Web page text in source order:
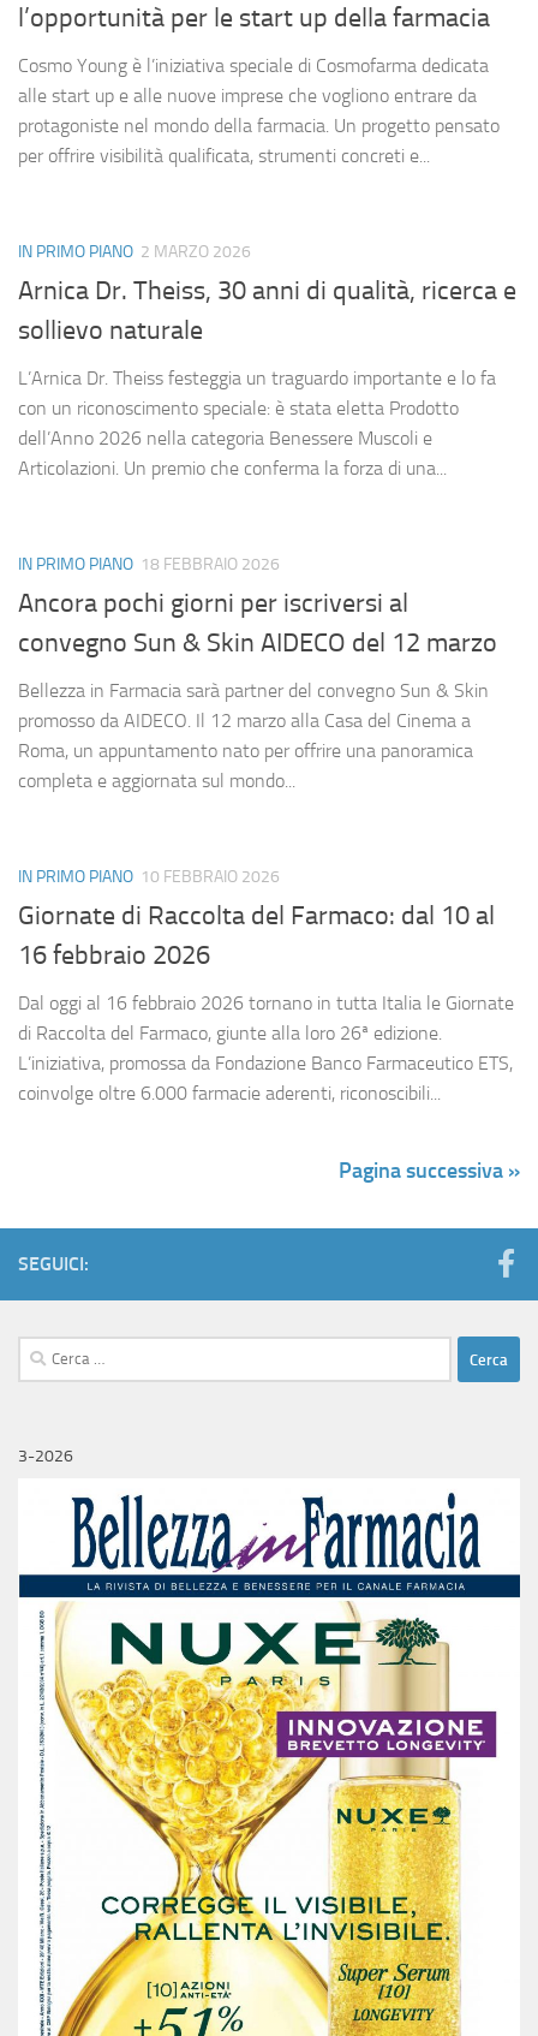
l’opportunità per le start up della farmacia
Cosmo Young è l’iniziativa speciale di Cosmofarma dedicata
alle start up e alle nuove imprese che vogliono entrare da
protagoniste nel mondo della farmacia. Un progetto pensato
per offrire visibilità qualificata, strumenti concreti e...
IN PRIMO PIANO 2 MARZO 2026
Arnica Dr. Theiss, 30 anni di qualità, ricerca e
sollievo naturale
L’Arnica Dr. Theiss festeggia un traguardo importante e lo fa
con un riconoscimento speciale: è stata eletta Prodotto
dell’Anno 2026 nella categoria Benessere Muscoli e
Articolazioni. Un premio che conferma la forza di una...
IN PRIMO PIANO 18 FEBBRAIO 2026
Ancora pochi giorni per iscriversi al
convegno Sun & Skin AIDECO del 12 marzo
Bellezza in Farmacia sarà partner del convegno Sun & Skin
promosso da AIDECO. Il 12 marzo alla Casa del Cinema a
Roma, un appuntamento nato per offrire una panoramica
completa e aggiornata sul mondo...
IN PRIMO PIANO 10 FEBBRAIO 2026
Giornate di Raccolta del Farmaco: dal 10 al
16 febbraio 2026
Dal oggi al 16 febbraio 2026 tornano in tutta Italia le Giornate
di Raccolta del Farmaco, giunte alla loro 26ª edizione.
L’iniziativa, promossa da Fondazione Banco Farmaceutico ETS,
coinvolge oltre 6.000 farmacie aderenti, riconoscibili...
Pagina successiva »
SEGUICI:
Ricerca
per:
3-2026